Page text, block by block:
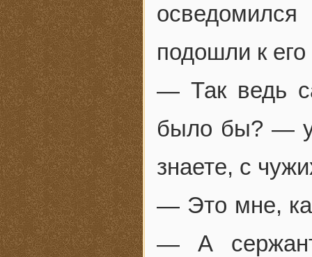
подошли к
— Так ведь
было бы? —
знаете, с
— Это мне,
— А